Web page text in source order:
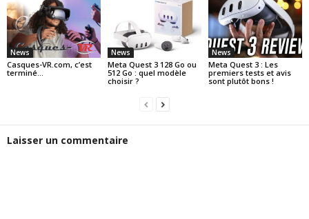
News
Casques-VR.com, c’est
terminé…
News
Meta Quest 3 128 Go ou
512 Go : quel modèle
choisir ?
News
Meta Quest 3 : Les
premiers tests et avis
sont plutôt bons !
Laisser un commentaire